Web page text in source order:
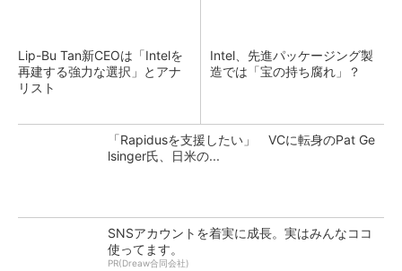
Lip-Bu Tan新CEOは「Intelを
再建する強力な選択」とアナ
リスト
Intel、先進パッケージング製
造では「宝の持ち腐れ」？
「Rapidusを支援したい」 VCに転身のPat Ge
lsinger氏、日米の...
SNSアカウントを着実に成長。実はみんなココ
使ってます。
PR(Dreaw合同会社)